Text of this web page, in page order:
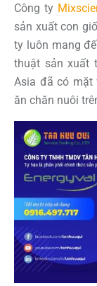
Công ty
sản xuất con
ty luôn mang
thuật sản xuất
Asia đã có mặt
ăn chăn nuôi